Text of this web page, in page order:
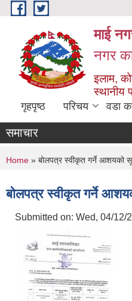
Skip to main content
माई
नगर
इलाम,
स्थानीय
गृहपृष्ठ परिचय वडा
समाचार
You are here
Home » बोलपत्र स्वीकृत गर्ने
बोलपत्र स्वीकृत गर्ने
Submitted on: Wed, 04/12/